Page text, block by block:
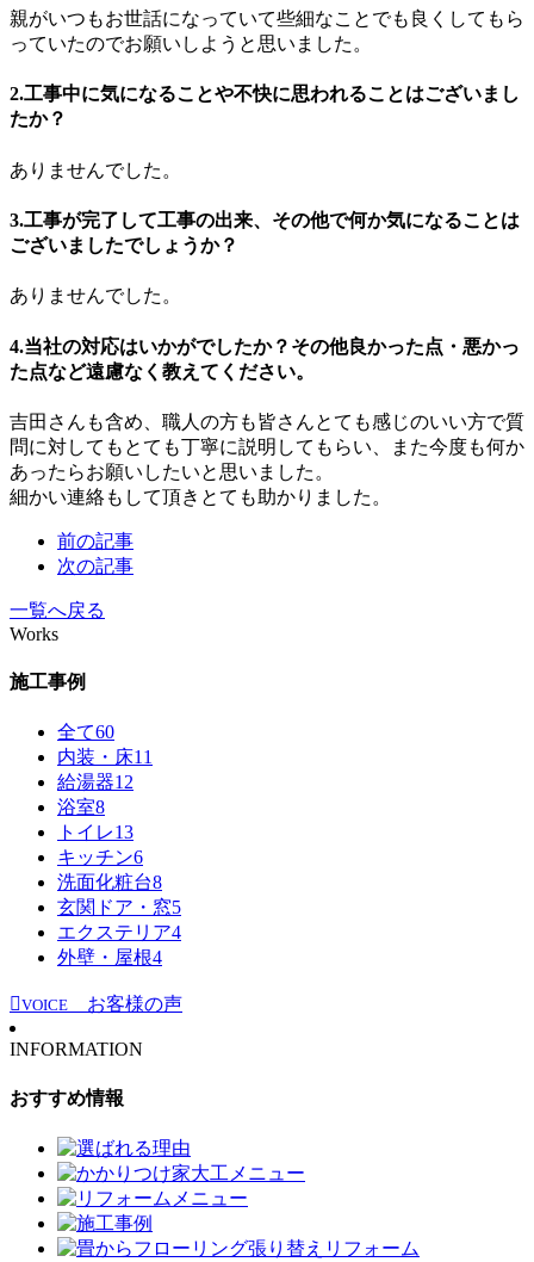
親がいつもお世話になっていて些細なことでも良くしてもら
っていたのでお願いしようと思いました。
2.工事中に気になることや不快に思われることはございまし
たか？
ありませんでした。
3.工事が完了して工事の出来、その他で何か気になることは
ございましたでしょうか？
ありませんでした。
4.当社の対応はいかがでしたか？その他良かった点・悪かっ
た点など遠慮なく教えてください。
吉田さんも含め、職人の方も皆さんとても感じのいい方で質
問に対してもとても丁寧に説明してもらい、また今度も何か
あったらお願いしたいと思いました。
細かい連絡もして頂きとても助かりました。
前の記事
次の記事
一覧へ戻る
Works
施工事例
全て60
内装・床11
給湯器12
浴室8
トイレ13
キッチン6
洗面化粧台8
玄関ドア・窓5
エクステリア4
外壁・屋根4
VOICE お客様の声
INFORMATION
おすすめ情報